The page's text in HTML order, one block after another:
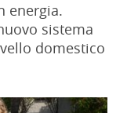
energia.
sistema
domestico